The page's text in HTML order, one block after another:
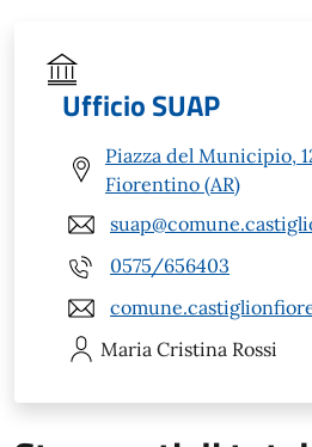
Ufficio SUAP
Piazza del Municipio,
Fiorentino (AR)
0575/656403
Maria Cristina Rossi